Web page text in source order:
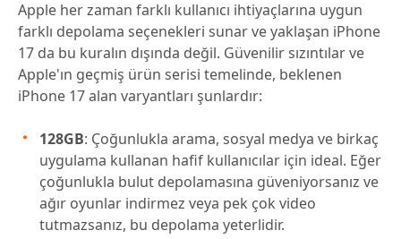
Apple her zaman farklı kullanıcı ihtiyaçlarına uygun
farklı depolama seçenekleri sunar ve yaklaşan iPhone
17 da bu kuralın dışında değil. Güvenilir sızıntılar ve
Apple'ın geçmiş ürün serisi temelinde, beklenen
iPhone 17 alan varyantları şunlardır:
128GB: Çoğunlukla arama, sosyal medya ve birkaç
uygulama kullanan hafif kullanıcılar için ideal. Eğer
çoğunlukla bulut depolamasına güveniyorsanız ve
ağır oyunlar indirmez veya pek çok video
tutmazsanız, bu depolama yeterlidir.